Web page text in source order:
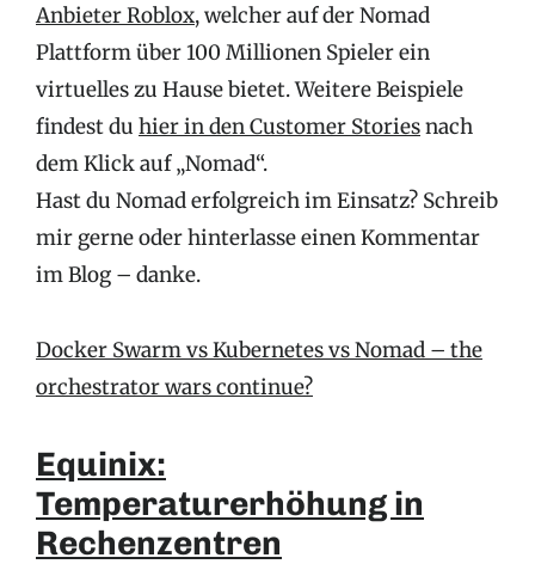
Anbieter Roblox, welcher auf der Nomad
Plattform über 100 Millionen Spieler ein
virtuelles zu Hause bietet. Weitere Beispiele
findest du hier in den Customer Storiesnach
dem Klick auf „Nomad“.
Hast du Nomad erfolgreich im Einsatz? Schreib
mir gerne oder hinterlasse einen Kommentar
im Blog – danke.
Docker Swarm vs Kubernetes vs Nomad – the
orchestrator wars continue?
Equinix:
Temperaturerhöhung in
Rechenzentren